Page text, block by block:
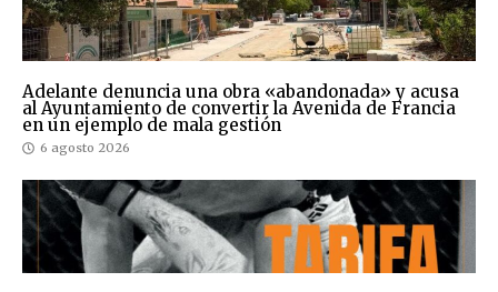
Adelante denuncia una obra «abandonada» y acusa
al Ayuntamiento de convertir la Avenida de Francia
en un ejemplo de mala gestión
6 agosto 2026